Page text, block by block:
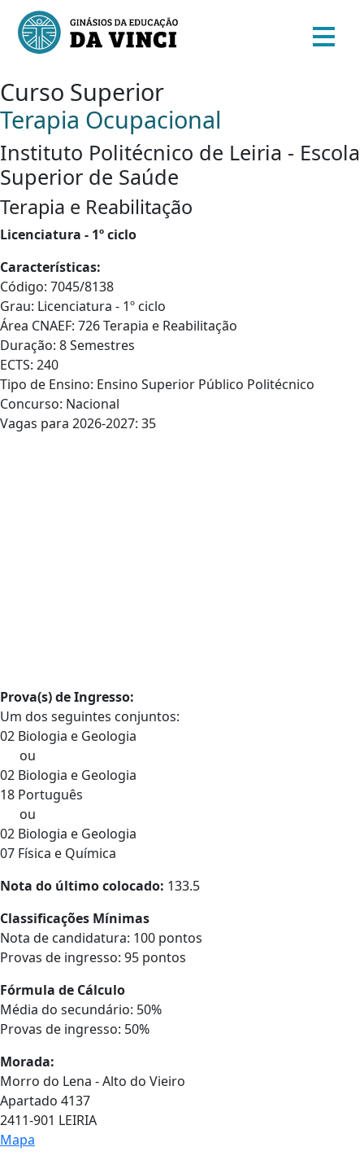
Curso Superior
Terapia Ocupacional
Instituto Politécnico de Leiria - Escola
Superior de Saúde
Terapia e Reabilitação
Licenciatura - 1º ciclo
Características:
Código: 7045/8138
Grau: Licenciatura - 1º ciclo
Área CNAEF: 726 Terapia e Reabilitação
Duração: 8 Semestres
ECTS: 240
Tipo de Ensino: Ensino Superior Público Politécnico
Concurso: Nacional
Vagas para 2026-2027: 35
Prova(s) de Ingresso:
Um dos seguintes conjuntos:
02 Biologia e Geologia
ou
02 Biologia e Geologia
18 Português
ou
02 Biologia e Geologia
07 Física e Química
Nota do último colocado: 133.5
Classificações Mínimas
Nota de candidatura: 100 pontos
Provas de ingresso: 95 pontos
Fórmula de Cálculo
Média do secundário: 50%
Provas de ingresso: 50%
Morada:
Morro do Lena - Alto do Vieiro
Apartado 4137
2411-901 LEIRIA
Mapa